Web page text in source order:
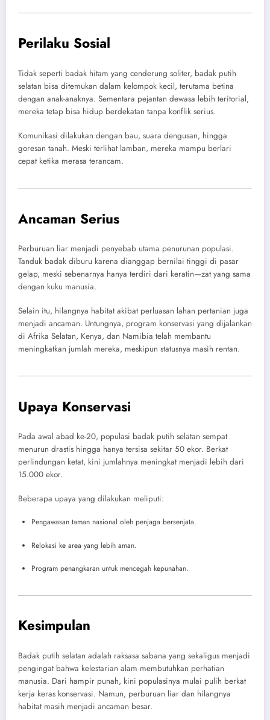
Perilaku Sosial
Tidak seperti badak hitam yang cenderung soliter, badak putih
selatan bisa ditemukan dalam kelompok kecil, terutama betina
dengan anak-anaknya. Sementara pejantan dewasa lebih teritorial,
mereka tetap bisa hidup berdekatan tanpa konflik serius.
Komunikasi dilakukan dengan bau, suara dengusan, hingga
goresan tanah. Meski terlihat lamban, mereka mampu berlari
cepat ketika merasa terancam.
Ancaman Serius
Perburuan liar menjadi penyebab utama penurunan populasi.
Tanduk badak diburu karena dianggap bernilai tinggi di pasar
gelap, meski sebenarnya hanya terdiri dari keratin—zat yang sama
dengan kuku manusia.
Selain itu, hilangnya habitat akibat perluasan lahan pertanian juga
menjadi ancaman. Untungnya, program konservasi yang dijalankan
di Afrika Selatan, Kenya, dan Namibia telah membantu
meningkatkan jumlah mereka, meskipun statusnya masih rentan.
Upaya Konservasi
Pada awal abad ke-20, populasi badak putih selatan sempat
menurun drastis hingga hanya tersisa sekitar 50 ekor. Berkat
perlindungan ketat, kini jumlahnya meningkat menjadi lebih dari
15.000 ekor.
Beberapa upaya yang dilakukan meliputi:
Pengawasan taman nasional oleh penjaga bersenjata.
Relokasi ke area yang lebih aman.
Program penangkaran untuk mencegah kepunahan.
Kesimpulan
Badak putih selatan adalah raksasa sabana yang sekaligus menjadi
pengingat bahwa kelestarian alam membutuhkan perhatian
manusia. Dari hampir punah, kini populasinya mulai pulih berkat
kerja keras konservasi. Namun, perburuan liar dan hilangnya
habitat masih menjadi ancaman besar.